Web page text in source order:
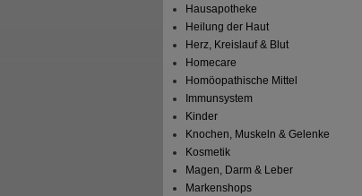
Hausapotheke
Heilung der Haut
Herz, Kreislauf & Blut
Homecare
Homöopathische Mittel
Immunsystem
Kinder
Knochen, Muskeln & Gelenke
Kosmetik
Magen, Darm & Leber
Markenshops